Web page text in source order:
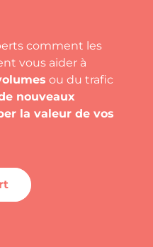
comment les
vous aider à
ou du trafic
nouveaux
la valeur de vos